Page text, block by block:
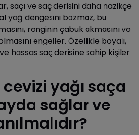
saçı ve saç derisini daha nazikçe
yağ dengesini bozmaz, bu
renginin çabuk akmasını ve
engeller. Özellikle boyalı,
hassas saç derisine sahip kişiler
yağı saça
sağlar ve